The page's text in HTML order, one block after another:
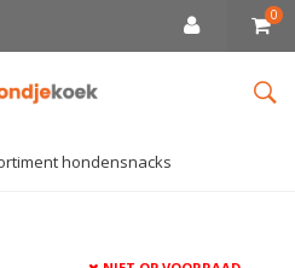
0
hondensnacks